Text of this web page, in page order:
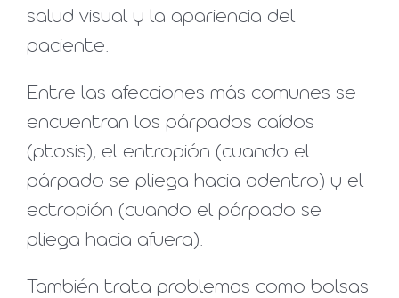
salud visual y la apariencia del
paciente.
Entre las afecciones más comunes se
encuentran los párpados caídos
(ptosis), el entropión (cuando el
párpado se pliega hacia adentro) y el
ectropión (cuando el párpado se
pliega hacia afuera).
También trata problemas como bolsas